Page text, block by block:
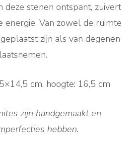
deze stenen ontspant, zuivert
energie. Van zowel de ruimte
zijn als van degenen
cm, hoogte: 16,5 cm
zijn handgemaakt en
hebben.